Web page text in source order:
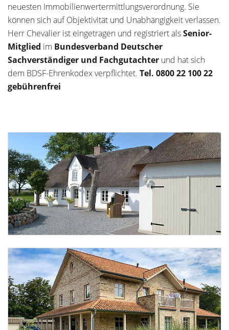
neuesten Immobilienwertermittlungsverordnung. Sie
können sich auf Objektivität und Unabhängigkeit verlassen.
Herr Chevalier ist eingetragen und registriert alsSenior-
Mitglied im Bundesverband Deutscher
Sachverständiger und Fachgutachter und hat sich
dem BDSF-Ehrenkodex verpflichtet. Tel. 0800 22 100 22
gebührenfrei